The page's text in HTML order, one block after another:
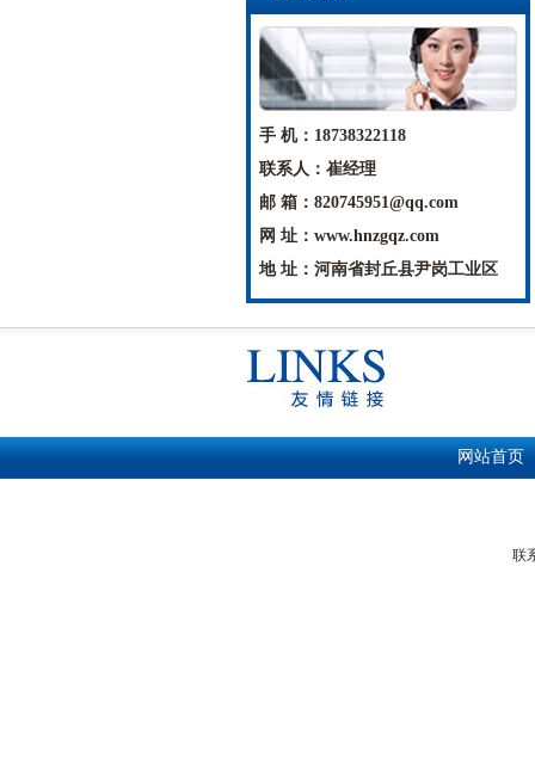
手 机：18738322118
联系人：崔经理
邮 箱：820745951@qq.com
网 址：www.hnzgqz.com
地 址：河南省封丘县尹岗工业区
网站首页
联